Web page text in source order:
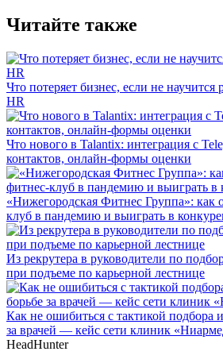
Читайте также
Что потеряет бизнес, если не научится
HR
Что нового в Talantix: интеграция с
контактов, онлайн-формы оценки
«Нижегородская Фитнес Группа»: как
клуб в пандемию и выиграть в
Из рекрутера в руководители по
при подъеме по карьерной лестнице
Как не ошибиться с тактикой подбора
за врачей — кейс сети клиник
HeadHunter